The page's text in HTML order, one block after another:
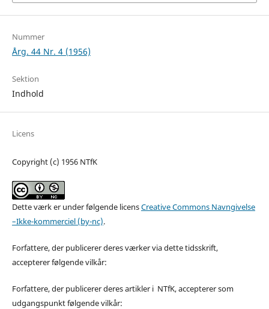
Nummer
Årg. 44 Nr. 4 (1956)
Sektion
Indhold
Licens
Copyright (c) 1956 NTfK
Dette værk er under følgende licensCreative Commons Navngivelse
–Ikke-kommerciel (by-nc).
Forfattere, der publicerer deres værker via dette tidsskrift,
accepterer følgende vilkår:
Forfattere, der publicerer deres artikler i NTfK, accepterer som
udgangspunkt følgende vilkår: